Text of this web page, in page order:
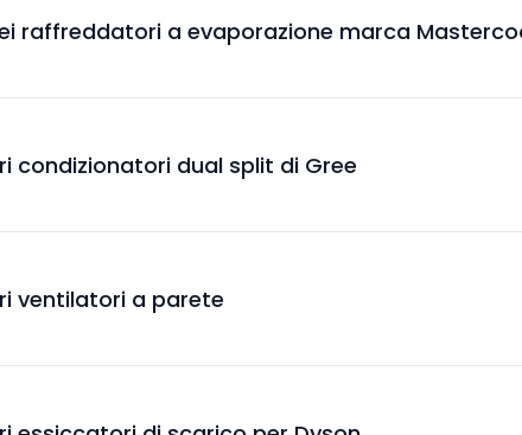
raffreddatori a evaporazione marca
condizionatori dual split di Gree
ventilatori a parete